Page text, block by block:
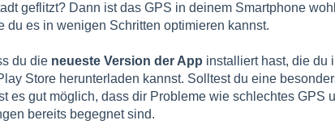
geflitzt? Dann ist das GPS in deinem Smartphone
du es in wenigen Schritten optimieren kannst.
du die neueste Version der App installiert hast, die du
Store herunterladen kannst. Solltest du eine
es gut möglich, dass dir Probleme wie schlechtes GPS
bereits begegnet sind.